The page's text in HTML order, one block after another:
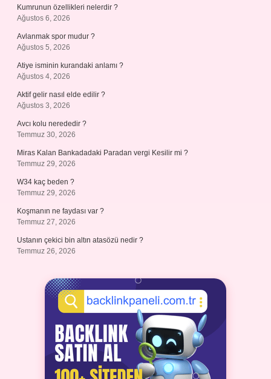
Kumrunun özellikleri nelerdir ?
Ağustos 6, 2026
Avlanmak spor mudur ?
Ağustos 5, 2026
Atiye isminin kurandaki anlamı ?
Ağustos 4, 2026
Aktif gelir nasıl elde edilir ?
Ağustos 3, 2026
Avcı kolu nerededir ?
Temmuz 30, 2026
Miras Kalan Bankadadaki Paradan vergi Kesilir mi ?
Temmuz 29, 2026
W34 kaç beden ?
Temmuz 29, 2026
Koşmanın ne faydası var ?
Temmuz 27, 2026
Ustanın çekici bin altın atasözü nedir ?
Temmuz 26, 2026